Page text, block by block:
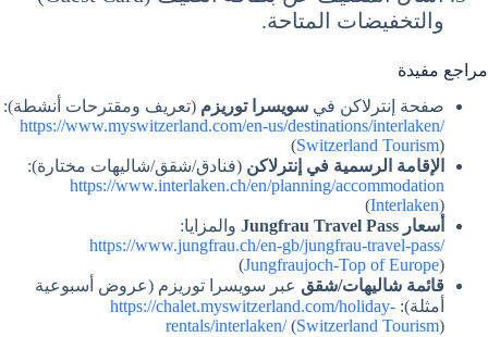
والتخفيضات المتاحة.
مراجع مفيدة
صفحة إنترلاكن في سويسرا توريزم (تعريف ومقترحات أنشطة):
https://www.myswitzerland.com/en-us/destinations/interlaken/
(Switzerland Tourism)
الإقامة الرسمية في إنترلاكن (فنادق/شقق/شاليهات مختارة):
https://www.interlaken.ch/en/planning/accommodation
(Interlaken)
أسعار Jungfrau Travel Pass
والمزايا:
https://www.jungfrau.ch/en-gb/jungfrau-travel-pass/
(Jungfraujoch-Top of Europe)
قائمة شاليهات/شقق عبر سويسرا توريزم (عروض أسبوعية
أمثلة): https://chalet.myswitzerland.com/holiday-
rentals/interlaken/(Switzerland Tourism)